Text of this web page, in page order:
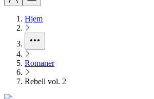
Hjem
Romaner
Rebell vol. 2